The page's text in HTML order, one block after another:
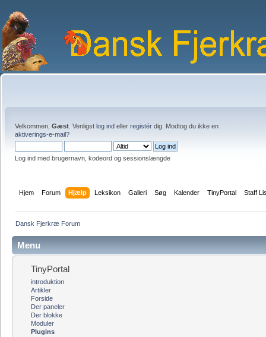
Velkommen, Gæst . Venligst log ind eller registér dig. Modtog du ikke en
aktiverings-e-mail?
Log ind med brugernavn, kodeord og sessionslængde
Hjem Forum Hjælp Leksikon Galleri Søg Kalender TinyPortal Staff
Dansk Fjerkræ Forum
Menu
TinyPortal
introduktion
Artikler
Forside
Der paneler
Der blokke
Moduler
Plugins